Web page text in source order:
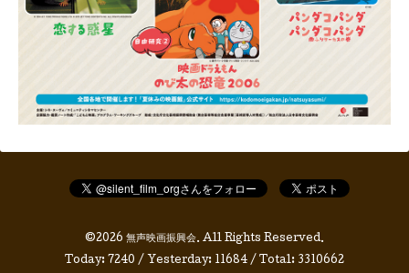
©2026 無声映画振興会. All Rights Reserved.
Today: 7240 / Yesterday: 11684 / Total: 3310662